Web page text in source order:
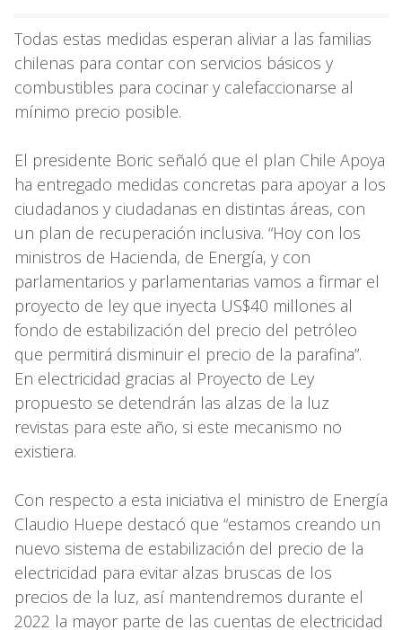
Todas estas medidas esperan aliviar a las familias
chilenas para contar con servicios básicos y
combustibles para cocinar y calefaccionarse al
mínimo precio posible.
El presidente Boric señaló que el plan Chile Apoya
ha entregado medidas concretas para apoyar a los
ciudadanos y ciudadanas en distintas áreas, con
un plan de recuperación inclusiva. “Hoy con los
ministros de Hacienda, de Energía, y con
parlamentarios y parlamentarias vamos a firmar el
proyecto de ley que inyecta US$40 millones al
fondo de estabilización del precio del petróleo
que permitirá disminuir el precio de la parafina”.
En electricidad gracias al Proyecto de Ley
propuesto se detendrán las alzas de la luz
revistas para este año, si este mecanismo no
existiera.
Con respecto a esta iniciativa el ministro de Energía
Claudio Huepe destacó que “estamos creando un
nuevo sistema de estabilización del precio de la
electricidad para evitar alzas bruscas de los
precios de la luz, así mantendremos durante el
2022 la mayor parte de las cuentas de electricidad